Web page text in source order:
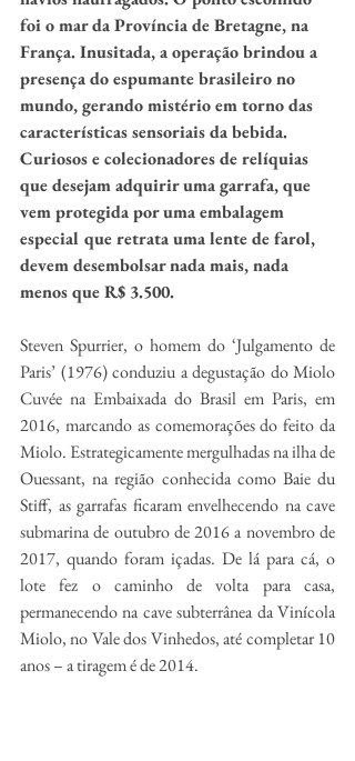
foi o mar da Província de Bretagne, na
França. Inusitada, a operação brindou a
presença do espumante brasileiro no
mundo, gerando mistério em torno das
características sensoriais da bebida.
Curiosos e colecionadores de relíquias
que desejam adquirir uma garrafa, que
vem protegida por uma embalagem
especial que retrata uma lente de farol,
devem desembolsar nada mais, nada
menos que R$ 3.500.
Steven Spurrier, o homem do ‘Julgamento de
Paris’ (1976) conduziu a degustação do Miolo
Cuvée na Embaixada do Brasil em Paris, em
2016, marcando as comemorações do feito da
Miolo. Estrategicamente mergulhadas na ilha de
Ouessant, na região conhecida como Baie du
Stiff, as garrafas ficaram envelhecendo na cave
submarina de outubro de 2016 a novembro de
2017, quando foram içadas. De lá para cá, o
lote fez o caminho de volta para casa,
permanecendo na cave subterrânea da Vinícola
Miolo, no Vale dos Vinhedos, até completar 10
anos – a tiragem é de 2014.